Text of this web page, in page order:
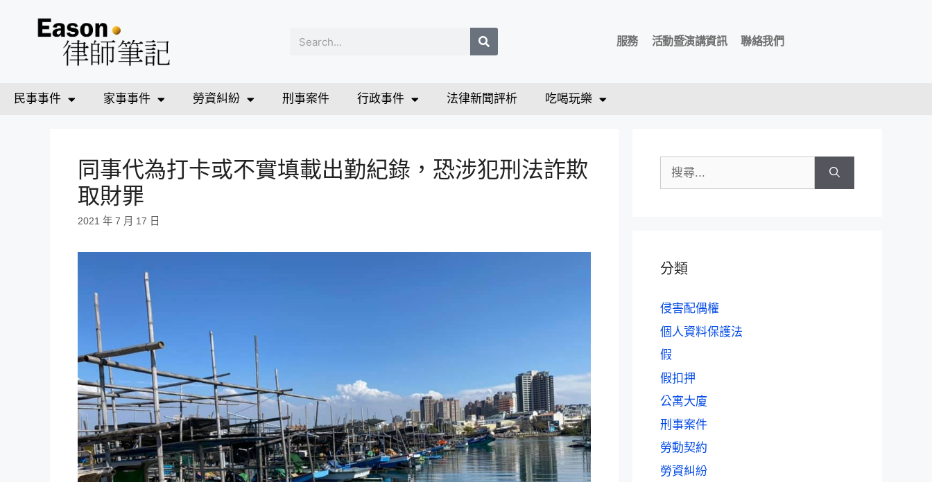
服務 活動暨演講資訊 聯絡我們
民事事件 家事事件 勞資糾紛 刑事案件 行政事件 法律新聞評析 吃喝玩樂
同事代為打卡或不實填載出勤紀錄，恐涉犯刑法詐欺
取財罪
2021 年 7 月 17 日
分類
侵害配偶權
個人資料保護法
假
假扣押
公寓大廈
刑事案件
勞動契約
勞資糾紛